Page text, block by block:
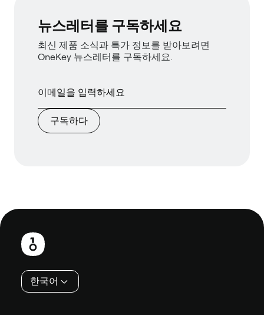
뉴스레터를 구독하세요
최신 제품 소식과 특가 정보를 받아보려면
OneKey 뉴스레터를 구독하세요.
구독하다
보
한국어